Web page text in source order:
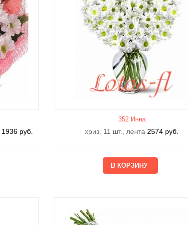
1936 руб.
352 Инна
хриз. 11 шт., лента 2574 руб.